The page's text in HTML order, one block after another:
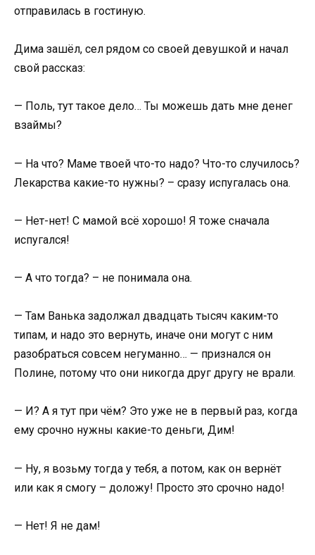
отправилась в гостиную.
Дима зашёл, сел рядом со своей девушкой и начал
свой рассказ:
— Поль, тут такое дело… Ты можешь дать мне денег
взаймы?
— На что? Маме твоей что-то надо? Что-то случилось?
Лекарства какие-то нужны? – сразу испугалась она.
— Нет-нет! С мамой всё хорошо! Я тоже сначала
испугался!
— А что тогда? – не понимала она.
— Там Ванька задолжал двадцать тысяч каким-то
типам, и надо это вернуть, иначе они могут с ним
разобраться совсем негуманно… — признался он
Полине, потому что они никогда друг другу не врали.
— И? А я тут при чём? Это уже не в первый раз, когда
ему срочно нужны какие-то деньги, Дим!
— Ну, я возьму тогда у тебя, а потом, как он вернёт
или как я смогу – доложу! Просто это срочно надо!
— Нет! Я не дам!